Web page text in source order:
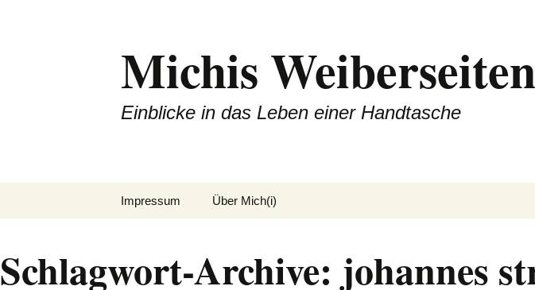
Michis Weiberseiten
Einblicke in das Leben einer Handtasche
Impressum Über Mich(i)
Schlagwort-Archive: johannes